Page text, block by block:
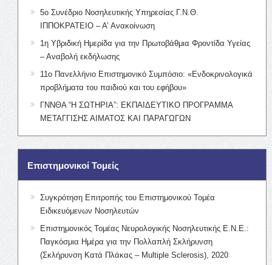
5ο Συνέδριο Νοσηλευτικής Υπηρεσίας Γ.Ν.Θ.
ΙΠΠΟΚΡΑΤΕΙΟ – Α’ Ανακοίνωση
1η Υβριδική Ημερίδα για την Πρωτοβάθμια Φροντίδα Υγείας
– Αναβολή εκδήλωσης
11ο Πανελλήνιο Επιστημονικό Συμπόσιο: «Ενδοκρινολογικά
προβλήματα του παιδιού και του εφήβου»
ΓΝΝΘΑ “Η ΣΩΤΗΡΙΑ”: ΕΚΠΑΙΔΕΥΤΙΚΟ ΠΡΟΓΡΑΜΜΑ
ΜΕΤΑΓΓΙΣΗΣ ΑΙΜΑΤΟΣ ΚΑΙ ΠΑΡΑΓΩΓΩΝ
Επιστημονικοί Τομείς
Συγκρότηση Επιτροπής του Επιστημονικού Τομέα
Ειδικευόμενων Νοσηλευτών
Επιστημονικός Τομέας Νευρολογικής Νοσηλευτικής Ε.Ν.Ε.:
Παγκόσμια Ημέρα για την Πολλαπλή Σκλήρυνση
(Σκλήρυνση Κατά Πλάκας – Multiple Sclerosis), 2020